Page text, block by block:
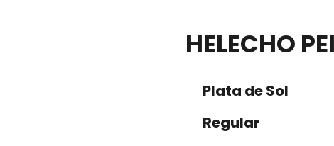
HELECHO
Plata de Sol
Regular